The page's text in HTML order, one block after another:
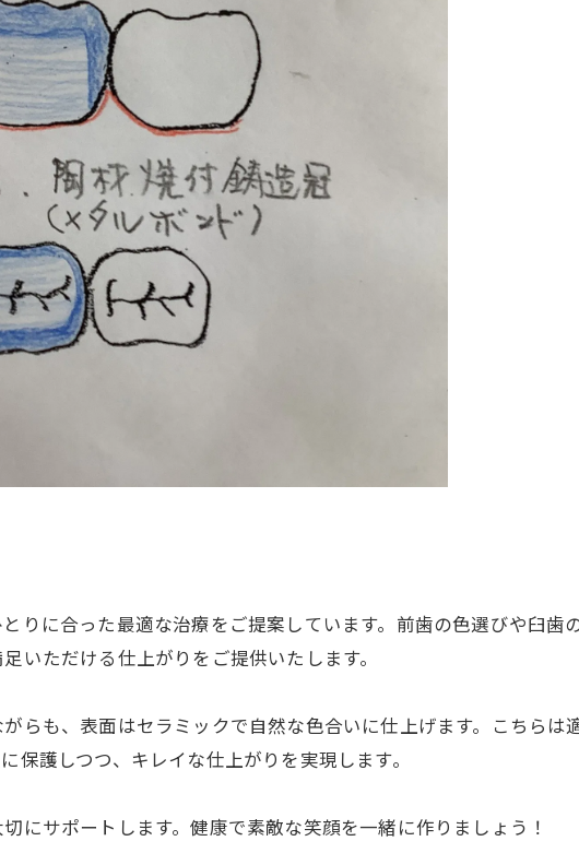
りに合った最適な治療をご提案しています。前歯の色選びや臼歯
いただける仕上がりをご提供いたします。
らも、表面はセラミックで自然な色合いに仕上げます。こちらは
護しつつ、キレイな仕上がりを実現します。
にサポートします。健康で素敵な笑顔を一緒に作りましょう！